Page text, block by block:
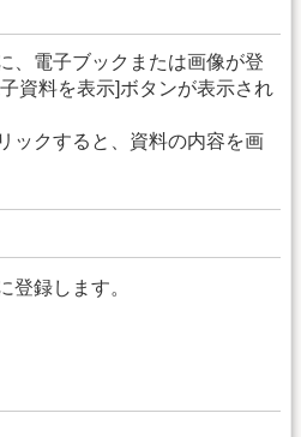
、電子ブックまたは画像が登
資料を表示]ボタンが表示され
ックすると、資料の内容を画
登録します。